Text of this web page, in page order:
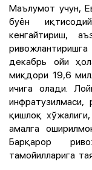
Маълумот учун,
буён
кенгайтириш,
декабрь ойи
миқдори 19,6
ичига олади.
инфратузилмаси,
қишлоқ
амалга
Барқарор
тамойилларига